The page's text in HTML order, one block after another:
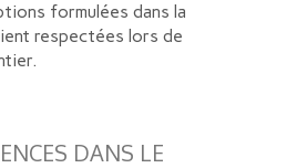
formulées dans la
respectées lors de
DANS LE